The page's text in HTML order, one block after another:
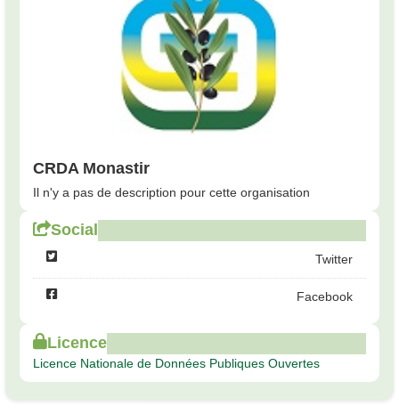
CRDA Monastir
Il n'y a pas de description pour cette organisation
Social
Twitter
Facebook
Licence
Licence Nationale de Données Publiques Ouvertes